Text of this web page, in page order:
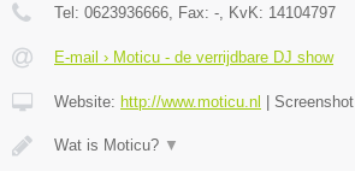
Tel: 0623936666 , Fax: - , KvK: 14104797
E-mail › Moticu - de verrijdbare DJ show
Website: http://www.moticu.nl Screenshot
Wat is Moticu? ▼